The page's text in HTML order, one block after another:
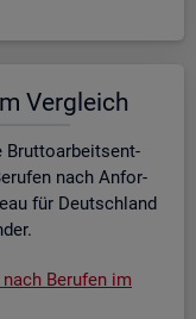
Ver­gleich
Brut­to­ar­beits­ent­
nach An­for­
für Deutsch­land
Be­ru­fen im